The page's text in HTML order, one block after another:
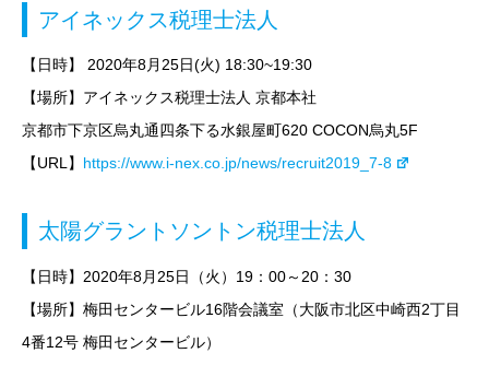
アイネックス税理士法人
【日時】
2020年8月25日(火) 18:30~19:30
【場所】アイネックス税理士法人 京都本社
京都市下京区烏丸通四条下る水銀屋町620 COCON烏丸5F
【URL】 https://www.i-nex.co.jp/news/recruit2019_7-8
太陽グラントソントン税理士法人
【日時】 2020年8月25日（火）19：00～20：30
【場所】梅田センタービル16階会議室（大阪市北区中崎西2丁目
4番12号 梅田センタービル）